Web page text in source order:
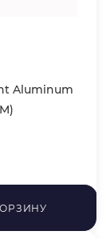
Aluminum